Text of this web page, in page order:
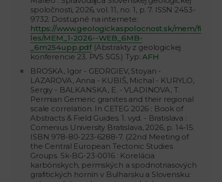
spoločnosti, 2026, vol. 11, no. 1, p. 7. ISSN 2453-
9732. Dostupné na internete:
https://www.geologickaspolocnost.sk/mem/fi
les/MEM_1-2026--WEB_6MB-
_6m254upp.pdf(Abstrakty z geologickej
konferencie 23. PVS SGS.) Typ: AFH
BROSKA, Igor - GEORGIEV, Stoyan -
LAZAROVA, Anna - KUBIŠ, Michal - KURYLO,
Sergiy - BALKANSKA, E. - VLADINOVA, T.
Permian Gemeric granites and their regional
scale correlation. In CETEG 2026 : Book of
Abstracts & Field Guides. 1. vyd. - Bratislava :
Comenius University Bratislava, 2026, p. 14-15.
ISBN 978-80-223-6288-7. (22nd Meeting of
the Central European Tectonic Studies
Groups. Sk-BG-23-0016 : Korelácia
karbónskych, permských a spodnotriasových
grafitických hornín v Bulharsku a Slovensku: